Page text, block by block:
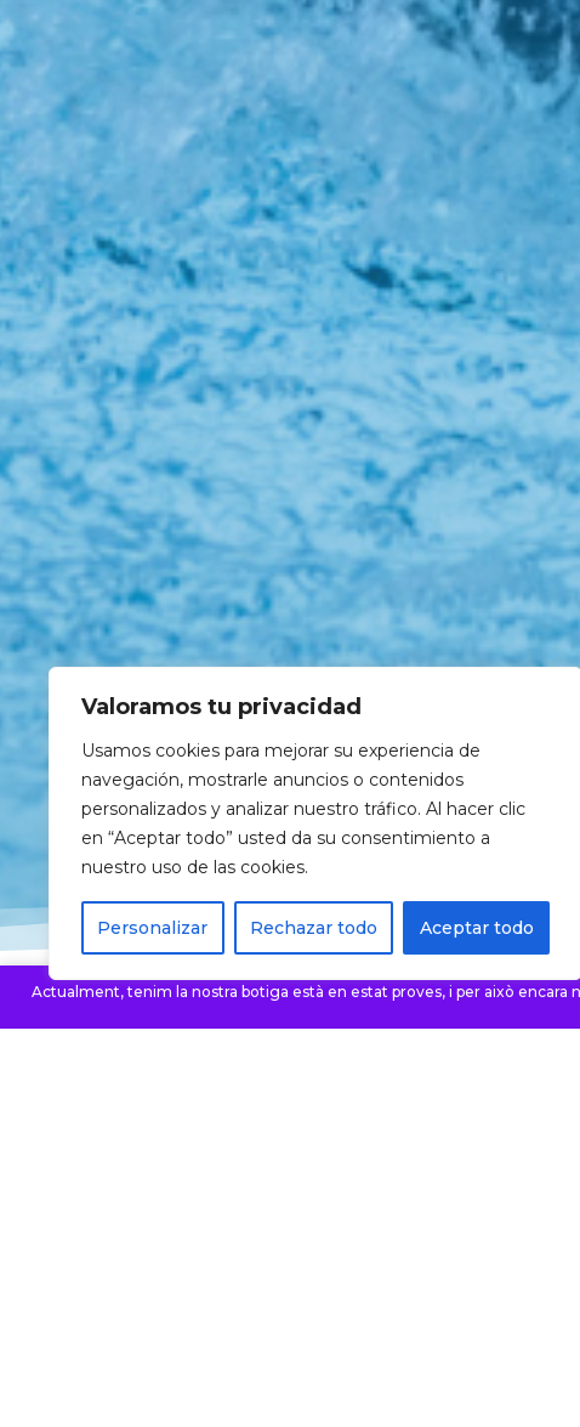
Valoramos tu privacidad
Usamos cookies para mejorar su experiencia de
navegación, mostrarle anuncios o contenidos
personalizados y analizar nuestro tráfico. Al hacer clic
en “Aceptar todo” usted da su consentimiento a
nuestro uso de las cookies.
Personalizar Rechazar todo Aceptar todo
Actualment, tenim la nostra botiga està en estat proves, i per això encara